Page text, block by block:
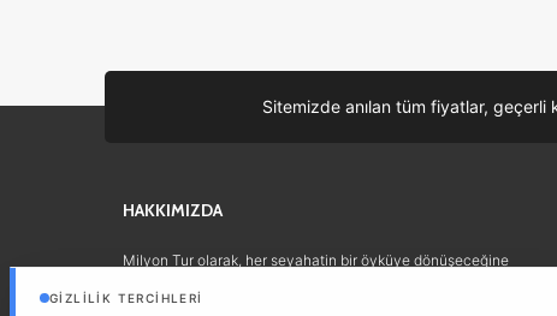
GIZLILIK TERCIHLERI
Sitemizde anılan tüm fiyatlar,
HAKKIMIZDA
Milyon Tur olarak, her seyahatin bir öyküye dönüşeceğine
dört gözle bekliyoruz. Sizi hayallerinizin ötesine taşıyacak bir